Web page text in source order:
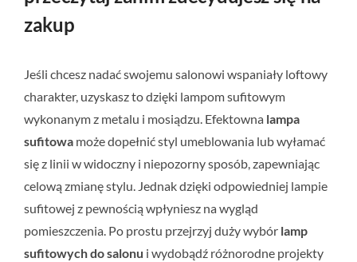
zakup
Jeśli chcesz nadać swojemu salonowi wspaniały loftowy
charakter, uzyskasz to dzięki lampom sufitowym
wykonanym z metalu i mosiądzu. Efektowna lampa
sufitowa może dopełnić styl umeblowania lub wyłamać
się z linii w widoczny i niepozorny sposób, zapewniając
celową zmianę stylu. Jednak dzięki odpowiedniej lampie
sufitowej z pewnością wpłyniesz na wygląd
pomieszczenia. Po prostu przejrzyj duży wybór lamp
sufitowych do salonu i wydobądź różnorodne projekty